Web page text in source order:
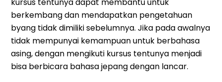
berkembang dan mendapatkan pengetahuan
byang tidak dimiliki sebelumnya. Jika pada awalnya
tidak mempunyai kemampuan untuk berbahasa
asing, dengan mengikuti kursus tentunya menjadi
bisa berbicara bahasa jepang dengan lancar.